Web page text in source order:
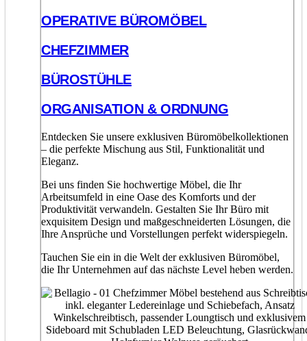
OPERATIVE BÜROMÖBEL
CHEFZIMMER
BÜROSTÜHLE
ORGANISATION & ORDNUNG
Entdecken Sie unsere exklusiven Büromöbelkollektionen
– die perfekte Mischung aus Stil, Funktionalität und
Eleganz.
Bei uns finden Sie hochwertige Möbel, die Ihr
Arbeitsumfeld in eine Oase des Komforts und der
Produktivität verwandeln. Gestalten Sie Ihr Büro mit
exquisitem Design und maßgeschneiderten Lösungen, die
Ihre Ansprüche und Vorstellungen perfekt widerspiegeln.
Tauchen Sie ein in die Welt der exklusiven Büromöbel,
die Ihr Unternehmen auf das nächste Level heben werden.